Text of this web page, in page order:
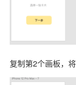
复制第2个画板，